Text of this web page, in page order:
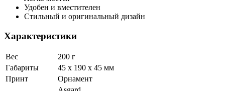
Удобен и вместителен
Стильный и оригинальный дизайн
Характеристики
Вес
200 г
Габариты
45 x 190 x 45 мм
Принт
Орнамент